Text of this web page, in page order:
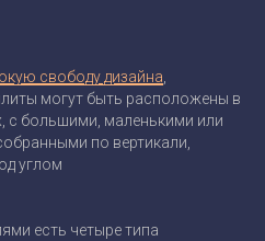
свободу дизайна
могут быть расположены в
с большими, маленькими или
по вертикали,
углом
есть четыре типа